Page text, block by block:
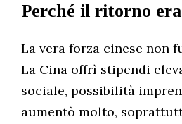
Perché il ritorno
La vera forza cinese non
La Cina offrì stipendi
sociale, possibilità
aumentò molto,